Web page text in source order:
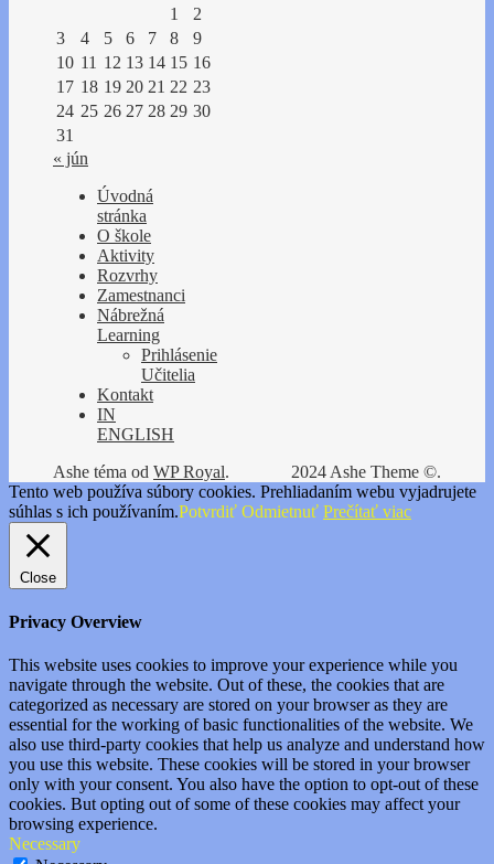
1
2
3
4 5 6 7 8
9
10 11 12 13 14 15 16
17 18 19 20 21 22 23
24 25 26 27 28 29 30
31
« jún
Úvodná
stránka
O škole
Aktivity
Rozvrhy
Zamestnanci
Nábrežná
Learning
Prihlásenie
Učitelia
Kontakt
IN
ENGLISH
2024 Ashe Theme ©.
Ashe téma od WP Royal.
Tento web používa súbory cookies. Prehliadaním webu vyjadrujete
súhlas s ich používaním.Potvrdiť Odmietnuť Prečítať viac
Close
Privacy Overview
This website uses cookies to improve your experience while you
navigate through the website. Out of these, the cookies that are
categorized as necessary are stored on your browser as they are
essential for the working of basic functionalities of the website. We
also use third-party cookies that help us analyze and understand how
you use this website. These cookies will be stored in your browser
only with your consent. You also have the option to opt-out of these
cookies. But opting out of some of these cookies may affect your
browsing experience.
Necessary